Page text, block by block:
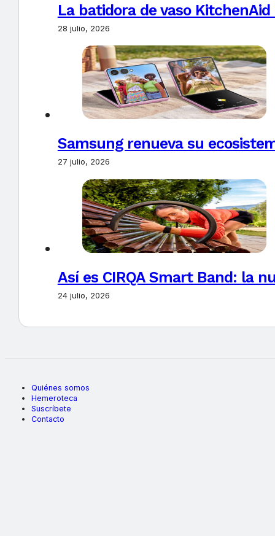
La batidora de vaso
28 julio, 2026
Samsung renueva su
27 julio, 2026
Así es CIRQA Smart Band: la
24 julio, 2026
Quiénes somos
Hemeroteca
Suscríbete
Contacto